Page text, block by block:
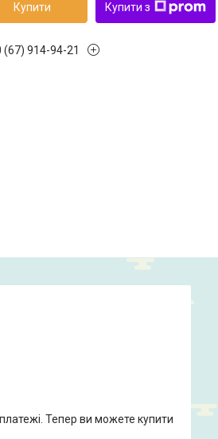
Купити Купити з
(67) 914-94-21
Тепер ви можете купити